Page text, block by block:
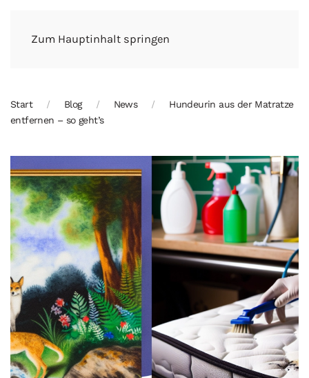
Zum Hauptinhalt springen
Start Blog News
Hundeurin aus der Matratze
entfernen – so geht’s